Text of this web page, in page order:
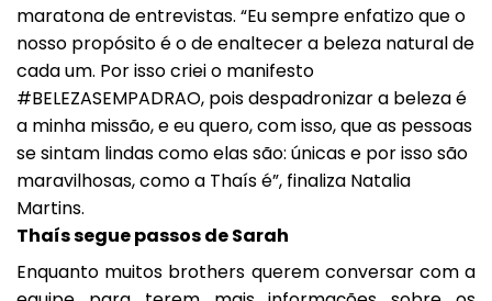
maratona de entrevistas. “Eu sempre enfatizo que o
nosso propósito é o de enaltecer a beleza natural de
cada um. Por isso criei o manifesto
#BELEZASEMPADRAO, pois despadronizar a beleza é
a minha missão, e eu quero, com isso, que as pessoas
se sintam lindas como elas são: únicas e por isso são
maravilhosas, como a Thaís é”, finaliza Natalia
Martins.
Thaís segue passos de Sarah
Enquanto muitos brothers querem conversar com a